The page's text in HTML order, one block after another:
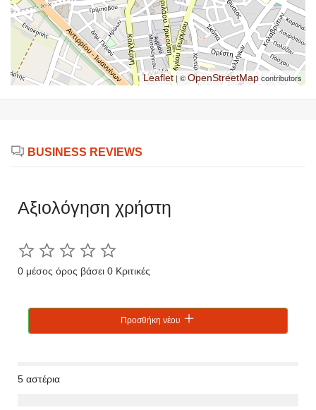
Leaflet | ©OpenStreetMapcontributors
BUSINESS REVIEWS
Αξιολόγηση χρήστη
0 μέσος όρος βάσει 0 Κριτικές
Προσθήκη νέου
5 αστέρια